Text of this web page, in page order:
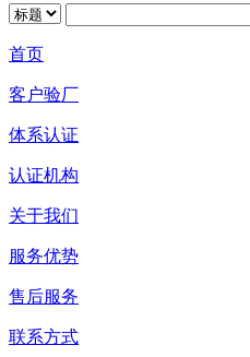
首页
客户验厂
体系认证
认证机构
关于我们
服务优势
售后服务
联系方式